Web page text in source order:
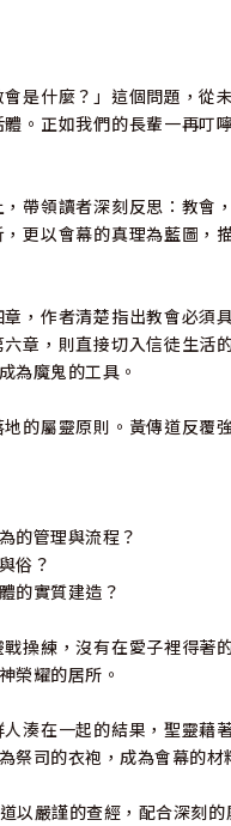
是什麼？」這個問題，從
。正如我們的長輩一再叮
帶領讀者深刻反思：教會
更以會幕的真理為藍圖，
，作者清楚指出教會必須
章，則直接切入信徒生活
為魔鬼的工具。
的屬靈原則。黃傳道反覆
的管理與流程？
俗？
的實質建造？
操練，沒有在愛子裡得著
榮耀的居所。
湊在一起的結果，聖靈藉
司的衣袍，成為會幕的材
以嚴謹的查經，配合深刻